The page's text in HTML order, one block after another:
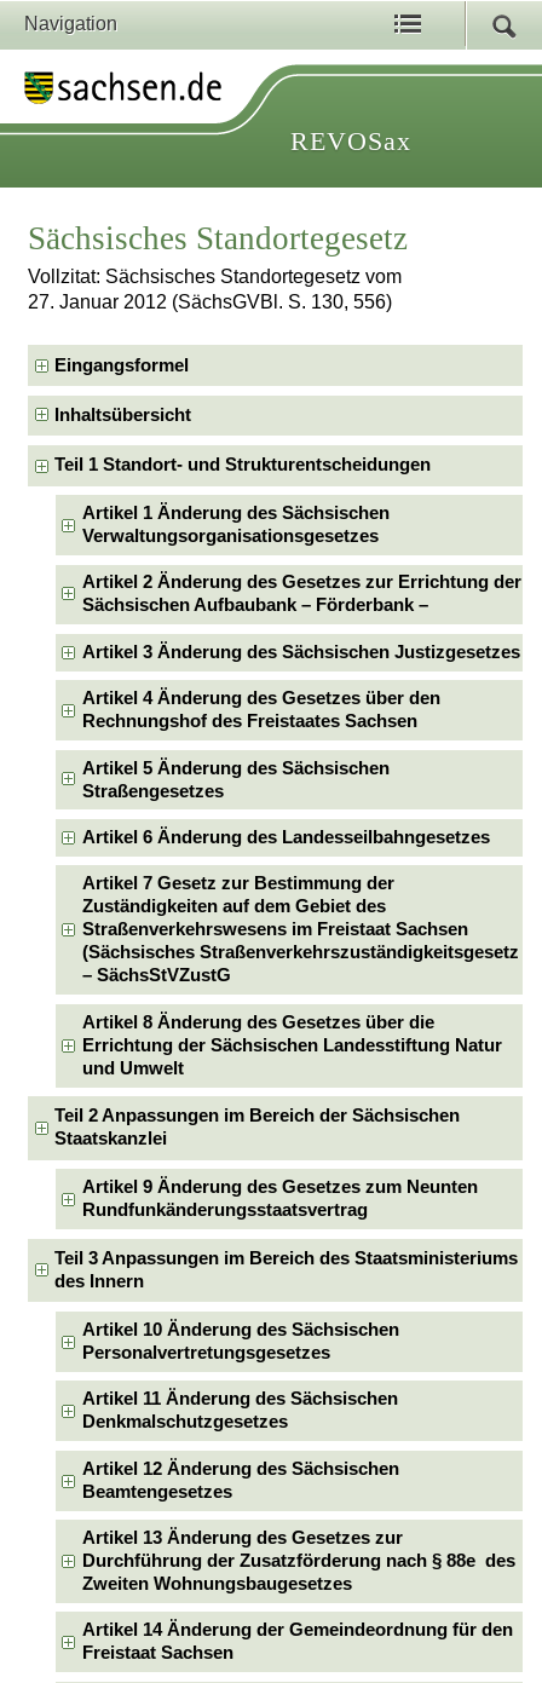
Navigation
REVOSax
Sächsisches Standortegesetz
Vollzitat: Sächsisches Standortegesetz vom
27. Januar 2012 (SächsGVBl. S. 130, 556)
Eingangsformel
Inhaltsübersicht
Teil 1 Standort- und Strukturentscheidungen
Artikel 1 Änderung des Sächsischen
Verwaltungsorganisationsgesetzes
Artikel 2 Änderung des Gesetzes zur Errichtung der
Sächsischen Aufbaubank – Förderbank –
Artikel 3 Änderung des Sächsischen Justizgesetzes
Artikel 4 Änderung des Gesetzes über den
Rechnungshof des Freistaates Sachsen
Artikel 5 Änderung des Sächsischen
Straßengesetzes
Artikel 6 Änderung des Landesseilbahngesetzes
Artikel 7 Gesetz zur Bestimmung der
Zuständigkeiten auf dem Gebiet des
Straßenverkehrswesens im Freistaat Sachsen
(Sächsisches Straßenverkehrszuständigkeitsgesetz
– SächsStVZustG
Artikel 8 Änderung des Gesetzes über die
Errichtung der Sächsischen Landesstiftung Natur
und Umwelt
Teil 2 Anpassungen im Bereich der Sächsischen
Staatskanzlei
Artikel 9 Änderung des Gesetzes zum Neunten
Rundfunkänderungsstaatsvertrag
Teil 3 Anpassungen im Bereich des Staatsministeriums
des Innern
Artikel 10 Änderung des Sächsischen
Personalvertretungsgesetzes
Artikel 11 Änderung des Sächsischen
Denkmalschutzgesetzes
Artikel 12 Änderung des Sächsischen
Beamtengesetzes
Artikel 13 Änderung des Gesetzes zur
Durchführung der Zusatzförderung nach § 88e des
Zweiten Wohnungsbaugesetzes
Artikel 14 Änderung der Gemeindeordnung für den
Freistaat Sachsen